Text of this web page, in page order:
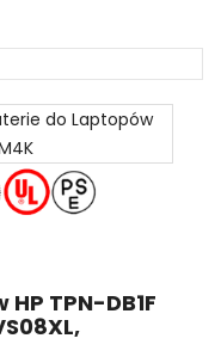
TPN-DB1F